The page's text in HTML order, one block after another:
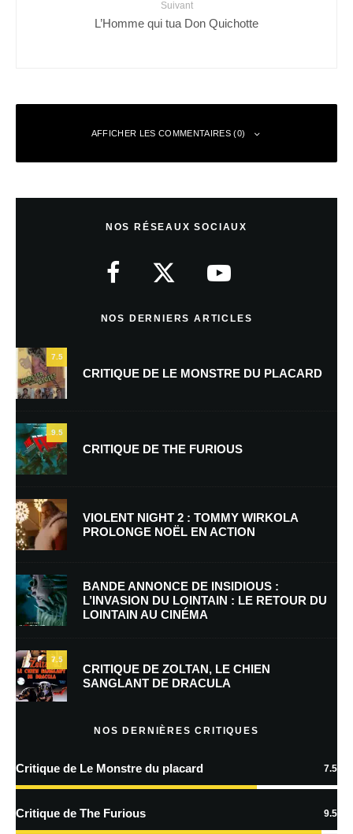
Suivant
L’Homme qui tua Don Quichotte
AFFICHER LES COMMENTAIRES (0)
Nom*
E-mail *
Enregistrer mon nom, mon e-mail et mon site dans le navigateur pour
mon prochain commentaire.
plus sur la façon dont les données de vos commentaires sont
NOS RÉSEAUX SOCIAUX
NOS DERNIERS ARTICLES
7.5
CRITIQUE DE LE MONSTRE DU PLACARD
9.5
CRITIQUE DE THE FURIOUS
VIOLENT NIGHT 2 : TOMMY WIRKOLA
PROLONGE NOËL EN ACTION
BANDE ANNONCE DE INSIDIOUS :
L’INVASION DU LOINTAIN : LE RETOUR DU
LOINTAIN AU CINÉMA
7.5
CRITIQUE DE ZOLTAN, LE CHIEN
SANGLANT DE DRACULA
NOS DERNIÈRES CRITIQUES
Critique de Le Monstre du placard 7.5
Critique de The Furious 9.5